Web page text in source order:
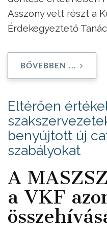
Asszony vett részt a
Érdekegyeztető
BŐVEBBEN ...
Eltérően
benyújtott új
szabályokat
A
a VKF